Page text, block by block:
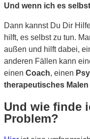
Und wenn ich es
Dann kannst Du Dir
hilft, es selbst zu tun.
außen und hilft dabei,
anderen Fällen kann
einen Coach, einen
therapeutisches Malen
Und wie finde
Problem?